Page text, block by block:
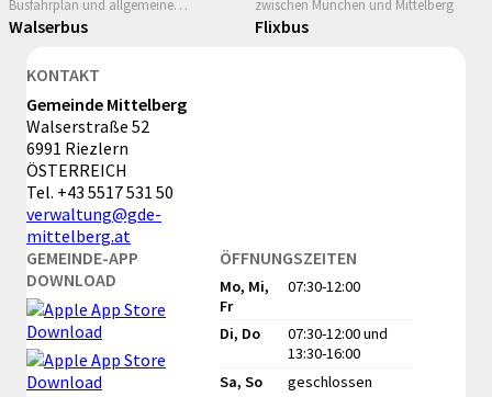
Busfahrplan und allgemeine
Informationen
Walserbus
zwischen München und Mittelberg
Flixbus
KONTAKT
Gemeinde Mittelberg
Walserstraße 52
6991 Riezlern
ÖSTERREICH
Tel. +43 5517 531 50
verwaltung@gde-
mittelberg.at
GEMEINDE-APP
DOWNLOAD
ÖFFNUNGSZEITEN
Mo, Mi,
Fr
07:30-12:00
Di, Do 07:30-12:00und
13:30-16:00
Sa, So
geschlossen